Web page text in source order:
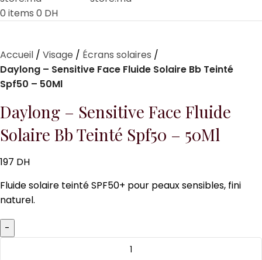
0 items 0 DH
Accueil Visage
Écrans solaires
Daylong – Sensitive Face Fluide Solaire Bb Teinté
Spf50 – 50Ml
Daylong – Sensitive Face Fluide
Solaire Bb Teinté Spf50 – 50Ml
197 DH
Fluide solaire teinté SPF50+ pour peaux sensibles, fini
naturel.